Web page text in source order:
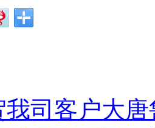
司客户大